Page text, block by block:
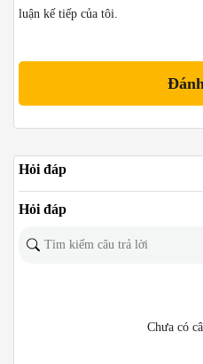
luận kế tiếp của tôi.
Hỏi đáp
Hỏi đáp
Chưa có